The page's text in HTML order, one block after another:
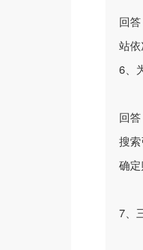
回
站
6、
回
搜
确定
7、